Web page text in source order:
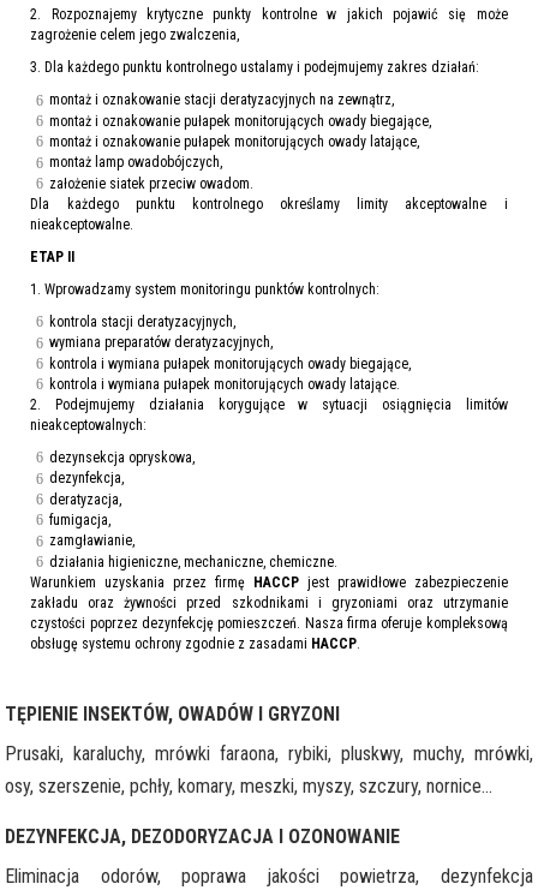
2. Rozpoznajemy krytyczne punkty kontrolne w jakich pojawić się może
zagrożenie celem jego zwalczenia,
3. Dla każdego punktu kontrolnego ustalamy i podejmujemy zakres działań:
montaż i oznakowanie stacji deratyzacyjnych na zewnątrz,
montaż i oznakowanie pułapek monitorujących owady biegające,
montaż i oznakowanie pułapek monitorujących owady latające,
montaż lamp owadobójczych,
założenie siatek przeciw owadom.
Dla każdego punktu kontrolnego określamy limity akceptowalne i
nieakceptowalne.
ETAP II
1. Wprowadzamy system monitoringu punktów kontrolnych:
kontrola stacji deratyzacyjnych,
wymiana preparatów deratyzacyjnych,
kontrola i wymiana pułapek monitorujących owady biegające,
kontrola i wymiana pułapek monitorujących owady latające.
2. Podejmujemy działania korygujące w sytuacji osiągnięcia limitów
nieakceptowalnych:
dezynsekcja opryskowa,
dezynfekcja,
deratyzacja,
fumigacja,
zamgławianie,
działania higieniczne, mechaniczne, chemiczne.
Warunkiem uzyskania przez firmę
HACCPjest prawidłowe zabezpieczenie
zakładu oraz żywności przed szkodnikami i gryzoniami oraz utrzymanie
czystości poprzez dezynfekcję pomieszczeń. Nasza firma oferuje kompleksową
obsługę systemu ochrony zgodnie z zasadami HACCP.
TĘPIENIE INSEKTÓW, OWADÓW I GRYZONI
Prusaki, karaluchy, mrówki faraona, rybiki, pluskwy, muchy, mrówki,
osy, szerszenie, pchły, komary, meszki, myszy, szczury, nornice...
DEZYNFEKCJA, DEZODORYZACJA I OZONOWANIE
Eliminacja odorów, poprawa jakości powietrza, dezynfekcja